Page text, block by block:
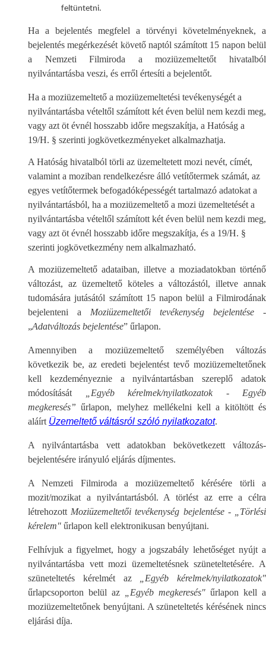
feltüntetni.
Ha a bejelentés megfelel a törvényi követelményeknek, a
bejelentés megérkezését követő naptól számított 15 napon belül
a Nemzeti Filmiroda a moziüzemeltetőt hivatalból
nyilvántartásba veszi, és erről értesíti a bejelentőt.
Ha a moziüzemeltető a moziüzemeltetési tevékenységét a
nyilvántartásba vételtől számított két éven belül nem kezdi meg,
vagy azt öt évnél hosszabb időre megszakítja, a Hatóság a
19/H. § szerinti jogkövetkezményeket alkalmazhatja.
A Hatóság hivatalból törli az üzemeltetett mozi nevét, címét,
valamint a moziban rendelkezésre álló vetítőtermek számát, az
egyes vetítőtermek befogadóképességét tartalmazó adatokat a
nyilvántartásból, ha a moziüzemeltető a mozi üzemeltetését a
nyilvántartásba vételtől számított két éven belül nem kezdi meg,
vagy azt öt évnél hosszabb időre megszakítja, és a 19/H. §
szerinti jogkövetkezmény nem alkalmazható.
A moziüzemeltető adataiban, illetve a moziadatokban történő
változást, az üzemeltető köteles a változástól, illetve annak
tudomására jutásától számított 15 napon belül a Filmirodának
bejelenteni a Moziüzemeltetői tevékenység bejelentése -
„Adatváltozás bejelentése” űrlapon.
Amennyiben a moziüzemeltető személyében változás
következik be, az eredeti bejelentést tevő moziüzemeltetőnek
kell kezdeményeznie a nyilvántartásban szereplő adatok
módosítását
„Egyéb kérelmek/nyilatkozatok - Egyéb
megkeresés”űrlapon, melyhez mellékelni kell a kitöltött és
aláírt Üzemeltető váltásról szóló nyilatkozatot.
A nyilvántartásba vett adatokban bekövetkezett változás-
bejelentésére irányuló eljárás díjmentes.
A Nemzeti Filmiroda a moziüzemeltető kérésére törli a
mozit/mozikat a nyilvántartásból. A törlést az erre a célra
létrehozott Moziüzemeltetői tevékenység bejelentése - „Törlési
kérelem" űrlapon kell elektronikusan benyújtani.
Felhívjuk a figyelmet, hogy a jogszabály lehetőséget nyújt a
nyilvántartásba vett mozi üzemeltetésnek szüneteltetésére. A
szüneteltetés kérelmét az
„Egyéb kérelmek/nyilatkozatok"
űrlapcsoporton belül az
„Egyéb megkeresés" űrlapon kell a
moziüzemeltetőnek benyújtani. A szüneteltetés kérésének nincs
eljárási díja.